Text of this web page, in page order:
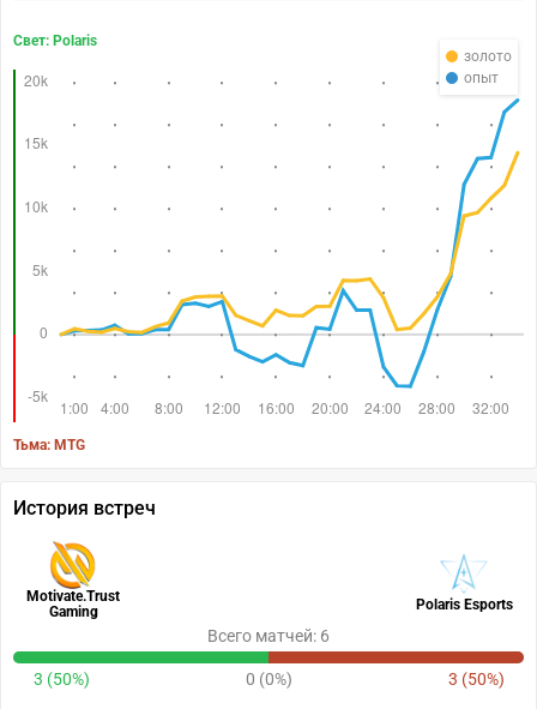
золото
опыт
Свет: Polaris
Тьма: MTG
История встреч
Motivate.Trust
Gaming
Polaris Esports
Всего матчей: 6
3 (50%) 0 (0%) 3 (50%)